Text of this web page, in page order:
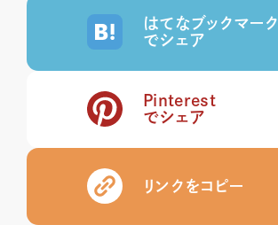
はてなブックマーク
でシェア
Pinterest
でシェア
リンクをコピー